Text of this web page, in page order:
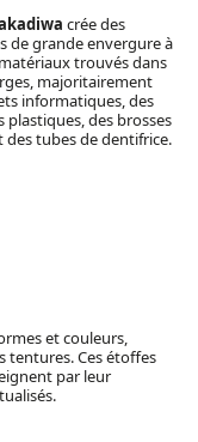
crée des
de grande envergure à
trouvés dans
majoritairement
informatiques, des
plastiques, des brosses
des tubes de dentifrice.
et couleurs,
tentures. Ces étoffes
par leur